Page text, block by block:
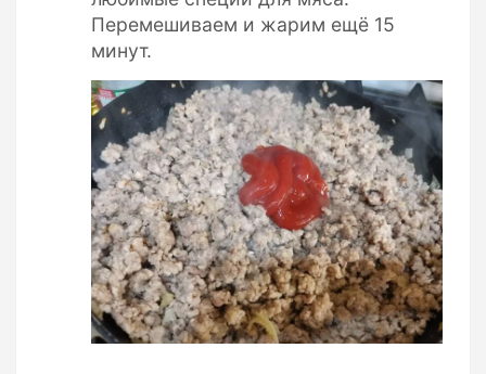
Перемешиваем и жарим ещё 15
минут.